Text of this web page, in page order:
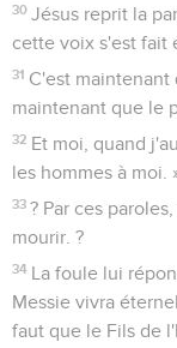
30 Jésus reprit la
cette voix s'est fait
31 C'est
maintenant que le
32 Et moi, quand
les hommes à moi.
33 ? Par ces
mourir. ?
34 La foule lui
Messie vivra
faut que le Fils de